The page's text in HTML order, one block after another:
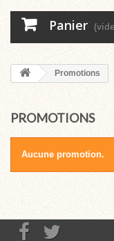
Panier
Promotions
PROMOTIONS
Aucune promotion.